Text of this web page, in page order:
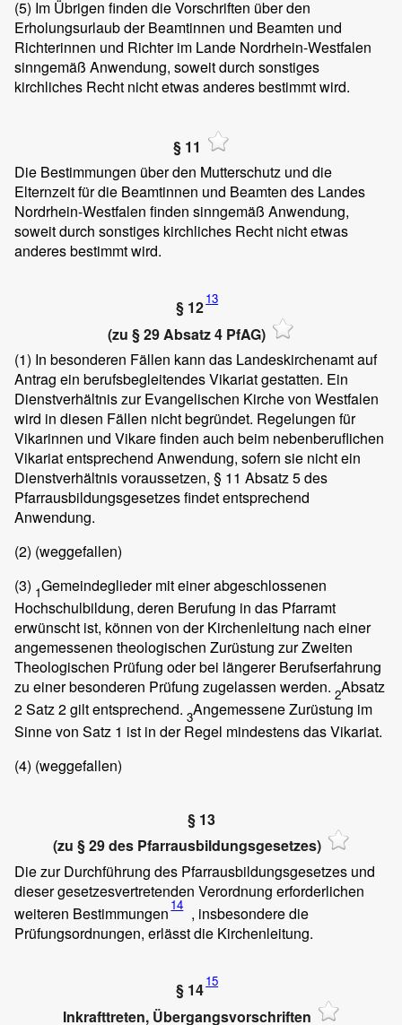
(5) Im Übrigen finden die Vorschriften über den
Erholungsurlaub der Beamtinnen und Beamten und
Richterinnen und Richter im Lande Nordrhein-Westfalen
sinngemäß Anwendung, soweit durch sonstiges
kirchliches Recht nicht etwas anderes bestimmt wird.
§ 11
Die Bestimmungen über den Mutterschutz und die
Elternzeit für die Beamtinnen und Beamten des Landes
Nordrhein-Westfalen finden sinngemäß Anwendung,
soweit durch sonstiges kirchliches Recht nicht etwas
anderes bestimmt wird.
§ 1213
(zu § 29 Absatz 4 PfAG)
(1) In besonderen Fällen kann das Landeskirchenamt auf
Antrag ein berufsbegleitendes Vikariat gestatten. Ein
Dienstverhältnis zur Evangelischen Kirche von Westfalen
wird in diesen Fällen nicht begründet. Regelungen für
Vikarinnen und Vikare finden auch beim nebenberuflichen
Vikariat entsprechend Anwendung, sofern sie nicht ein
Dienstverhältnis voraussetzen, § 11 Absatz 5 des
Pfarrausbildungsgesetzes findet entsprechend
Anwendung.
(2) (weggefallen)
(3) 1Gemeindeglieder mit einer abgeschlossenen
Hochschulbildung, deren Berufung in das Pfarramt
erwünscht ist, können von der Kirchenleitung nach einer
angemessenen theologischen Zurüstung zur Zweiten
Theologischen Prüfung oder bei längerer Berufserfahrung
zu einer besonderen Prüfung zugelassen werden. 2Absatz
2 Satz 2 gilt entsprechend. 3Angemessene Zurüstung im
Sinne von Satz 1 ist in der Regel mindestens das Vikariat.
(4) (weggefallen)
§ 13
(zu § 29 des Pfarrausbildungsgesetzes)
Die zur Durchführung des Pfarrausbildungsgesetzes und
dieser gesetzesvertretenden Verordnung erforderlichen
weiteren Bestimmungen 14 , insbesondere die
Prüfungsordnungen, erlässt die Kirchenleitung.
§ 1415
Inkrafttreten, Übergangsvorschriften